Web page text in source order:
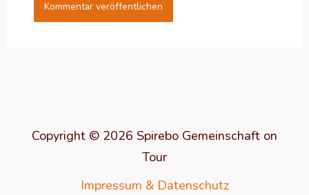
Copyright © 2026 Spirebo Gemeinschaft on
Tour
Impressum & Datenschutz